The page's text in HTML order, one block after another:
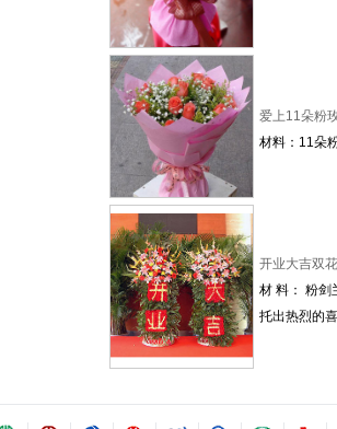
爱上11朵粉
材料：11朵
开业大吉双
材 料： 粉剑
托出热烈的